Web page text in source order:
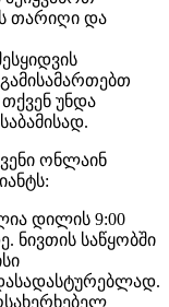
თარიღი და
უნდა
ონლაინ
დილის 9:00
ნივთის საწყობში